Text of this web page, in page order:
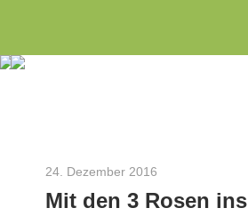
springen
2010
als
24. Dezember 2016
Mit den 3 Rosen ins